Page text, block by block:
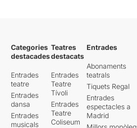
Categories
destacades
Entrades
teatre
Entrades
dansa
Entrades
musicals
Teatres
destacats
Entrades
Teatre
Tívoli
Entrades
Teatre
Coliseum
Entrades
Abonaments
teatrals
Tiquets Regal
Entrades
espectacles a
Madrid